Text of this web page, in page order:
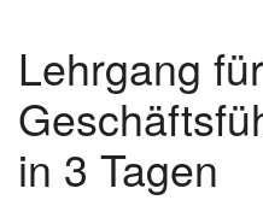
Lehrgang für
in 3 Tagen